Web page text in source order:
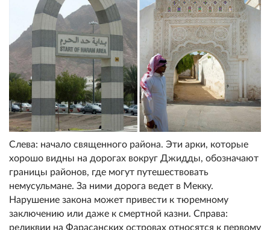
Слева: начало священного района. Эти арки, которые
хорошо видны на дорогах вокруг Джидды, обозначают
границы районов, где могут путешествовать
немусульмане. За ними дорога ведет в Мекку.
Нарушение закона может привести к тюремному
заключению или даже к смертной казни. Справа:
реликвии на Фарасанских островах относятся к первому